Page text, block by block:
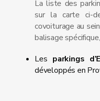
La liste des
sur la carte ci-
covoiturage au
balisage
Les parkings
développés en